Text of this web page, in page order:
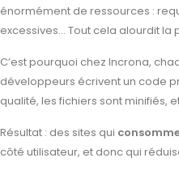
énormément de ressources :
excessives… Tout cela alourdit
C’est pourquoi chez Incrona,
développeurs écrivent un code
qualité, les fichiers sont minifiés,
Résultat : des sites qui
côté utilisateur, et donc qui